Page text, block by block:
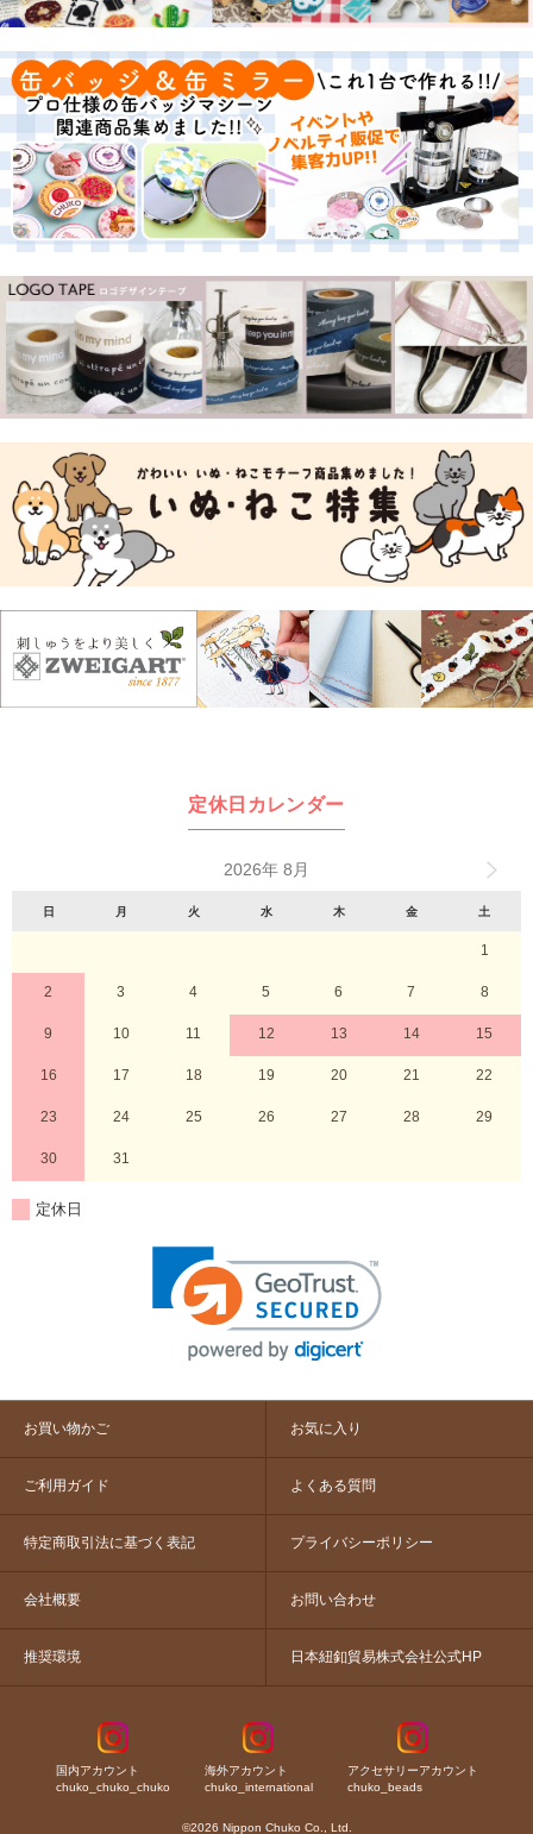
定休日カレンダー
2026年 8月
日 月 火 水 木 金 土
1
2 3 4 5 6 7 8
9 10 11 12 13 14 15
16 17 18 19 20 21 22
23 24 25 26 27 28 29
30 31
定休日
お買い物かご お気に入り
ご利用ガイド よくある質問
特定商取引法に基づく表記 プライバシーポリシー
会社概要 お問い合わせ
推奨環境 日本紐釦貿易株式会社公式HP
国内アカウント
chuko_chuko_chuko
海外アカウント
chuko_international
アクセサリーアカウント
chuko_beads
©2026 Nippon Chuko Co., Ltd.